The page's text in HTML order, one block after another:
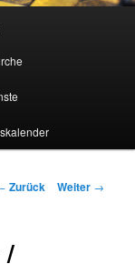
Zurück Weiter →
/